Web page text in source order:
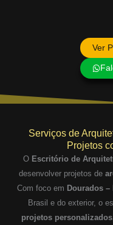
Ver
Serviços de
Projetos
O Escritório de
desenvolver projetos de
Com foco em Dourados –
Brasil e do exterior, o
projetos